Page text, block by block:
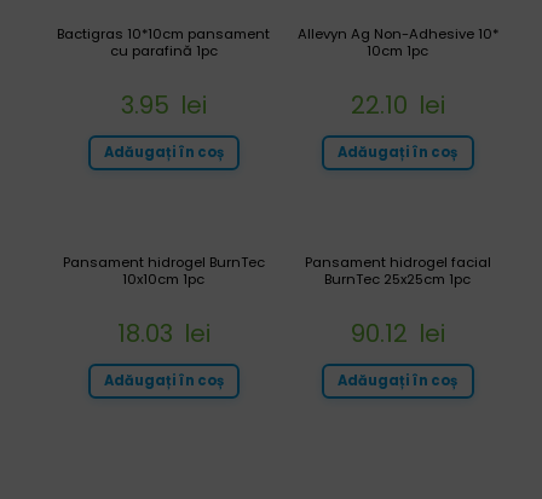
Allevyn Ag Non-Adhesive 10*
10cm 1pc
22.10 lei
Adăugați în coș
Bactigras 10*10cm pansament
cu parafină 1pc
3.95 lei
Adăugați în coș
Pansament hidrogel facial
BurnTec 25x25cm 1pc
90.12 lei
Adăugați în coș
Pansament hidrogel BurnTec
10x10cm 1pc
18.03 lei
Adăugați în coș